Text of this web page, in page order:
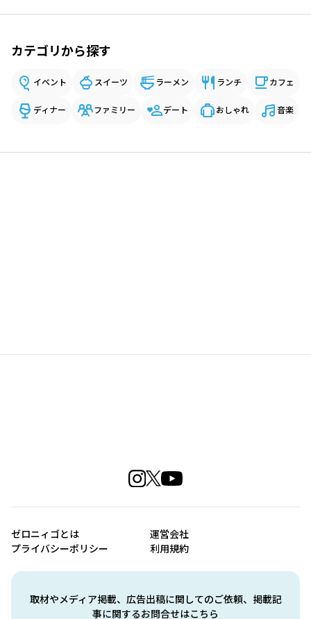
カテゴリから探す
イベント スイーツ ラーメン ランチ カフェ
ディナー ファミリー デート おしゃれ 音楽
取材やメディア掲載、広告出稿に関してのご依頼、掲載記
事に関するお問合せはこちら
ゼロニィゴとは
運営会社
プライバシーポリシー
利用規約